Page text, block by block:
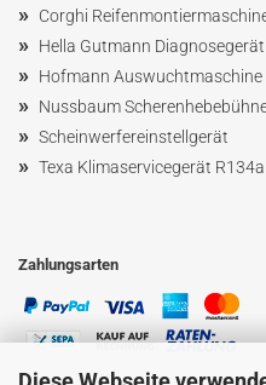
» Corghi
» Hella Gutmann Diagnosegerät
» Hofmann Auswuchtmaschine
» Nussbaum
» Scheinwerfereinstellgerät
» Texa Klimaservicegerät
Zahlungsarten